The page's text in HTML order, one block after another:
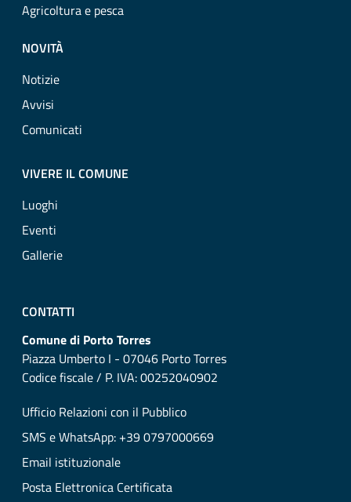
Agricoltura e pesca
NOVITÀ
Notizie
Avvisi
Comunicati
VIVERE IL COMUNE
Luoghi
Eventi
Gallerie
CONTATTI
Comune di Porto Torres
Piazza Umberto I - 07046 Porto Torres
Codice fiscale / P. IVA: 00252040902
Ufficio Relazioni con il Pubblico
SMS e WhatsApp: +39 0797000669
Email istituzionale
Posta Elettronica Certificata